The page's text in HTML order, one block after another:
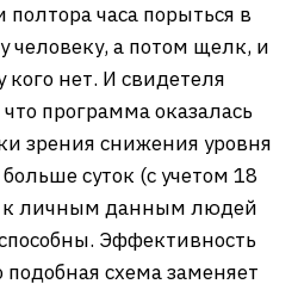
часа порыться в
а потом щелк, и
кого нет. И свидетеля
программа оказалась
зрения снижения уровня
суток (с учетом 18
к личным данным людей
Эффективность
схема заменяет